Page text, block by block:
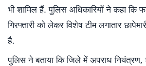
भी शामिल हैं. पुलिस अधिकारियों ने कहा कि
गिरफ्तारी को लेकर विशेष टीम लगातार
है.
पुलिस ने बताया कि जिले में अपराध नियंत्रण,